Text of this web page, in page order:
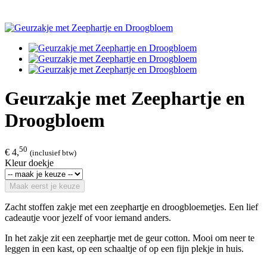
Geurzakje met Zeephartje en
Droogbloem
€ 4,50 (inclusief btw)
Kleur doekje
Maak eerst je keuze
Zacht stoffen zakje met een zeephartje en droogbloemetjes. Een lief
cadeautje voor jezelf of voor iemand anders.
In het zakje zit een zeephartje met de geur cotton. Mooi om neer te
leggen in een kast, op een schaaltje of op een fijn plekje in huis.